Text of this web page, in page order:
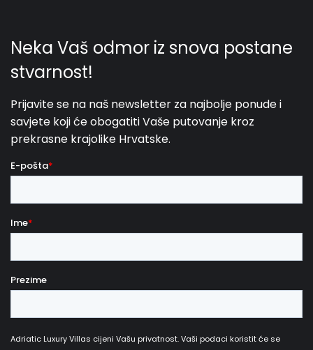
€
Boravak s kućnim ljubimcima moguć je uz
u gotovini pri dolasku